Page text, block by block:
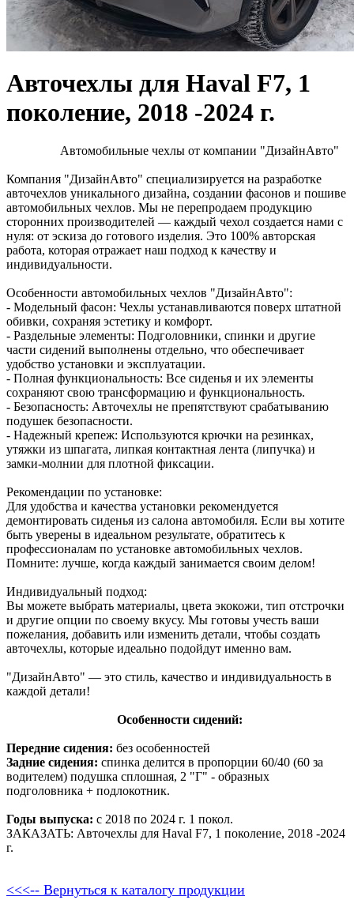
Авточехлы для Haval F7, 1
поколение, 2018 -2024 г.
Автомобильные чехлы от компании "ДизайнАвто"
Компания "ДизайнАвто" специализируется на разработке
авточехлов уникального дизайна, создании фасонов и пошиве
автомобильных чехлов. Мы не перепродаем продукцию
сторонних производителей — каждый чехол создается нами с
нуля: от эскиза до готового изделия. Это 100% авторская
работа, которая отражает наш подход к качеству и
индивидуальности.
Особенности автомобильных чехлов "ДизайнАвто":
- Модельный фасон: Чехлы устанавливаются поверх штатной
обивки, сохраняя эстетику и комфорт.
- Раздельные элементы: Подголовники, спинки и другие
части сидений выполнены отдельно, что обеспечивает
удобство установки и эксплуатации.
- Полная функциональность: Все сиденья и их элементы
сохраняют свою трансформацию и функциональность.
- Безопасность: Авточехлы не препятствуют срабатыванию
подушек безопасности.
- Надежный крепеж: Используются крючки на резинках,
утяжки из шпагата, липкая контактная лента (липучка) и
замки-молнии для плотной фиксации.
Рекомендации по установке:
Для удобства и качества установки рекомендуется
демонтировать сиденья из салона автомобиля. Если вы хотите
быть уверены в идеальном результате, обратитесь к
профессионалам по установке автомобильных чехлов.
Помните: лучше, когда каждый занимается своим делом!
Индивидуальный подход:
Вы можете выбрать материалы, цвета экокожи, тип отстрочки
и другие опции по своему вкусу. Мы готовы учесть ваши
пожелания, добавить или изменить детали, чтобы создать
авточехлы, которые идеально подойдут именно вам.
"ДизайнАвто" — это стиль, качество и индивидуальность в
каждой детали!
Особенности сидений:
Передние сидения: без особенностей
Задние сидения: спинка делится в пропорции 60/40 (60 за
водителем) подушка сплошная, 2 "Г" - образных
подголовника + подлокотник.
Годы выпуска: с 2018 по 2024 г. 1 покол.
ЗАКАЗАТЬ: Авточехлы для Haval F7, 1 поколение, 2018 -2024
г.
<<<-- Вернуться к каталогу продукции